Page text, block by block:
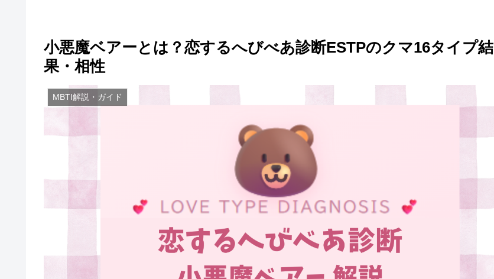
小悪魔ベアーとは？恋するへびべあ診断ESTPのクマ16タイプ結
果・相性
MBTI解説・ガイド